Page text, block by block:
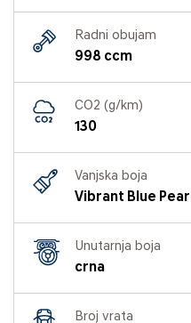
Radni obujam
998 ccm
CO2 (g/km)
130
Vanjska boja
Vibrant Blue Pearl
Unutarnja boja
crna
Broj vrata